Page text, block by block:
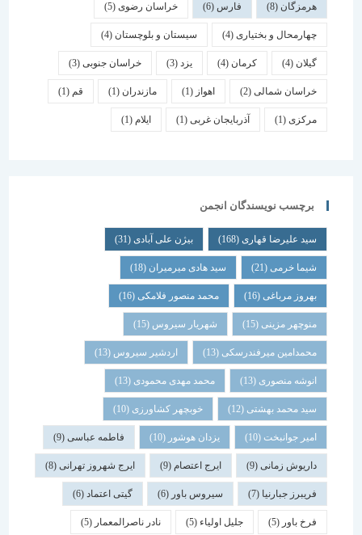
هرمزگان(8) فارس خراسان رضوی(5)
چهارمحال و بختیاری (4) سیستان و بلوچستان(4)
کرمان یزد خراسان جنوبی(3)
خراسان شمالی(2) اهواز مازندران(1) قم
(1) آذربایجان غربی(1) ایلام
برچسب نویسندگان انجمن
سید علیرضا قهاری(168) بیژن علی آبادی(31)
شیما خرمی(21) سید هادی میرمیران(18)
بهروز مرباغی (16) محمد منصور فلامکی (16)
منوچهر مزینی(15) شهریار سیروس(15)
محمدامین میرفندرسکی(13) اردشیر سیروس(13)
انوشه منصوری(13) محمد مهدی محمودی(13)
سید محمد بهشتی(12) خوبچهر کشاورزی(10)
امیر جوانبخت(10) یزدان هوشور(10) فاطمه عباسی(9)
داریوش زمانی(9) ایرج اعتصام(9) ایرج شهروز تهرانی(8)
فریبرز جبارنیا(7) سیروس باور(6) گیتی اعتماد(6)
فرخ باور(5) جلیل اولیاء(5) نادر ناصرالمعمار (5)